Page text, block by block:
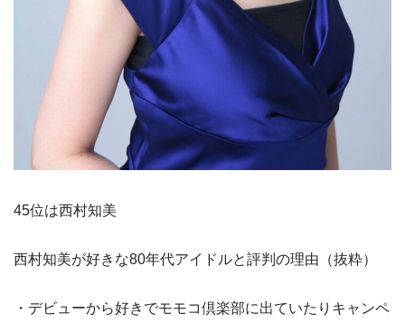
45位は西村知美
西村知美が好きな80年代アイドルと評判の理由（抜粋）
・デビューから好きでモモコ倶楽部に出ていたりキャンペ